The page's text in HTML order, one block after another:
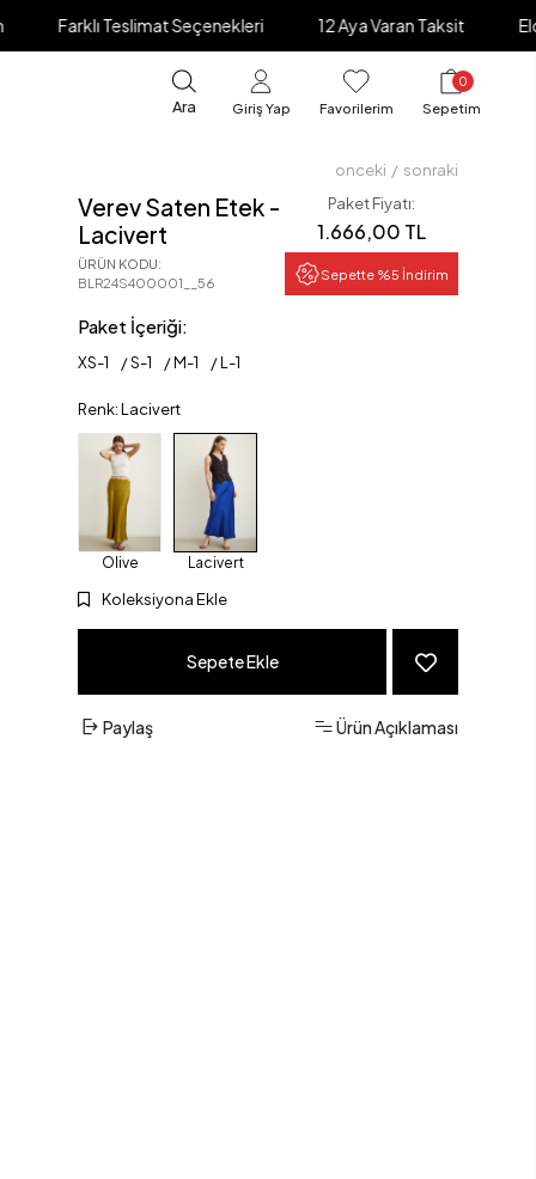
Teslimat Seçenekleri 12 Aya Varan Taksit Elden Ödeme
Ara
Giriş Yap Favorilerim
0
Sepetim
onceki / sonraki
Verev Saten Etek -
Lacivert
ÜRÜN KODU:
BLR24S400001__56
Paket Fiyatı:
1.666,00 TL
Sepette %5 İndirim
Paket İçeriği:
XS-1 S-1 M-1 L -1
Renk: Lacivert
Olive Lacivert
Koleksiyona Ekle
Sepete Ekle
Paylaş Ürün Açıklaması